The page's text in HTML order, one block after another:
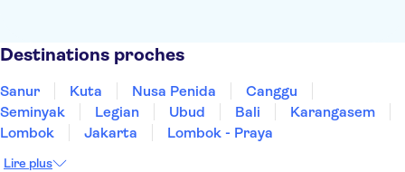
Destinations proches
Sanur Kuta Nusa Penida
Canggu
Seminyak
Legian Ubud Bali
Karangasem
Lombok
Jakarta Lombok - Praya
Lire plus